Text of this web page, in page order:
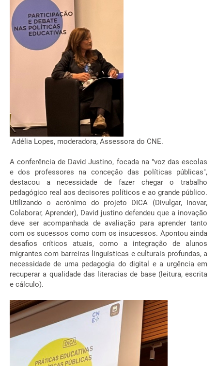
Adélia Lopes, moderadora, Assessora do CNE.
A conferência de David Justino, focada na "voz das escolas
e dos professores na conceção das políticas públicas",
destacou a necessidade de fazer chegar o trabalho
pedagógico real aos decisores políticos e ao grande público.
Utilizando o acrónimo do projeto DICA (Divulgar, Inovar,
Colaborar, Aprender), David justino defendeu que a inovação
deve ser acompanhada de avaliação para aprender tanto
com os sucessos como com os insucessos. Apontou ainda
desafios críticos atuais, como a integração de alunos
migrantes com barreiras linguísticas e culturais profundas, a
necessidade de uma pedagogia do digital e a urgência em
recuperar a qualidade das literacias de base (leitura, escrita
e cálculo).